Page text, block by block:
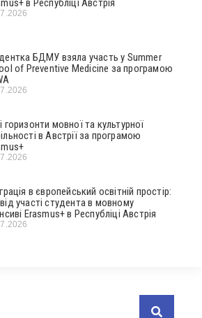
в Республіці Австрія
БДМУ взяла участь у Summer
of Preventive Medicine за програмою
горизонти мовної та культурної
в Австрії за програмою
в європейський освітній простір:
участі студента в мовному
Erasmus+ в Республіці Австрія